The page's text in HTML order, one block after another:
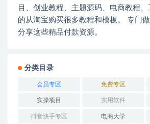
目、创业教程、主题源码、电商教程
的从淘宝购买很多教程和模板。 专门
分享这些精品付款资源。
分类目录
会员专区 免费专区
实操项目 实用软件
抖音快手专区 电商大学